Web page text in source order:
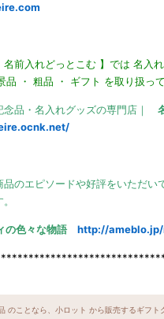
前入れどっとこむ 】では 名入れ
・ 粗品 ・ ギフト を取り扱って
・名入れグッズの専門店｜
品のエピソードや好評をいただい
の色々な物語 http://
のことなら、小ロット から販売するギフト